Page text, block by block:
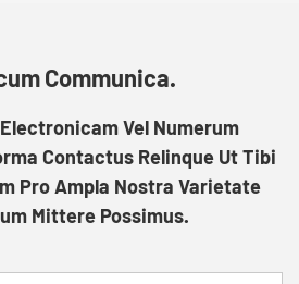
Communica.
Vel Numerum
Contactus Relinque Ut Tibi
Pro Ampla Nostra Varietate
Mittere Possimus.